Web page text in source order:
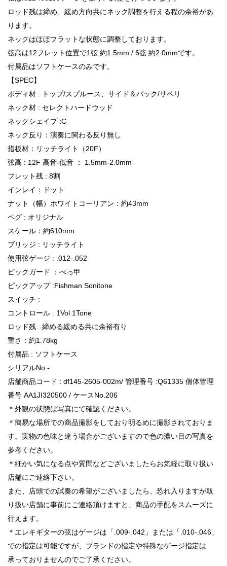
ロッド残は締め、緩め方向共にネック調整を行える程の余裕があ
ります。
ネックはほぼフラットな状態に調整しております。
弦高は12フレット位置で1弦 約1.5mm / 6弦 約2.0mmです。
付属品はソフトケースのみです。
【SPEC】
ボディ材 : トップ/スプルース、サイド＆バック/サペリ
ネック材 : セレクトハードウッド
ネックシェイプ :C
ネック反り：演奏に関わる反り無し
指板材：リッチライト（20F）
弦高 : 12F 高音-低音 ： 1.5mm-2.0mm
フレット残 : 8割
インレイ：ドット
ナット（幅）ホワイトコーリアン：約43mm
ペグ : オリジナル
スケール：約610mm
ブリッジ : リッチライト
使用弦ゲージ : .012-.052
ピックガード ：べっ甲
ピックアップ :Fishman Sonitone
スイッチ :
コントロール : 1Vol 1Tone
ロッド残 : 締める緩める共に余裕有り
重さ：約1.78kg
付属品 : ソフトケース
シリアルNo.-
店舗商品コード : df145-2605-002m/ 管理番号 :Q61335 個体管理
番号 AA1JI320500 / ケースNo.206
＊外観の状態は写真にて確認ください。
＊簡易な場所での商品撮影をしており明るめに撮影されておりま
す。実物の色味と違う場合がございますので色の濃い目の写真を
参考ください。
＊細かい気になる点や質問などございましたらお気軽に取り扱い
店舗にご連絡下さい。
また、店頭での試奏の希望がございましたら、恐れ入りますが取
り扱い店舗に事前にご連絡頂けますと、商品の手配をスムーズに
行えます。
＊エレキギターの弦はゲージは「.009-.042」または「.010-.046」
での指定は可能ですが、ブランドの指定や特殊なゲージ指定は
承っておりませんのでご了承ください。